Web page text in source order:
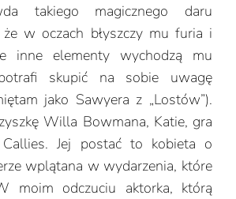
takiego magicznego daru
że w oczach błyszczy mu furia i
inne elementy wychodzą mu
skupić na sobie uwagę
jako Sawyera z „Lostów”).
Willa Bowmana, Katie, gra
Jej postać to kobieta o
wplątana w wydarzenia, które
moim odczuciu aktorka, którą